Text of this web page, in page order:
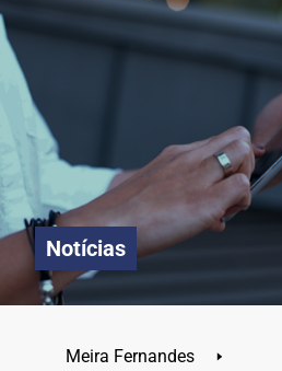
Notícias
Meira Fernandes
🢒